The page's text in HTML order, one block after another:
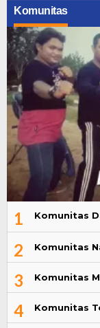
Komunitas
1 Komunitas
2 Komunitas
3 Komunitas
4 Komunitas